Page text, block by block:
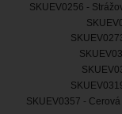
SKUEV0256 -
SKUEV0357 -